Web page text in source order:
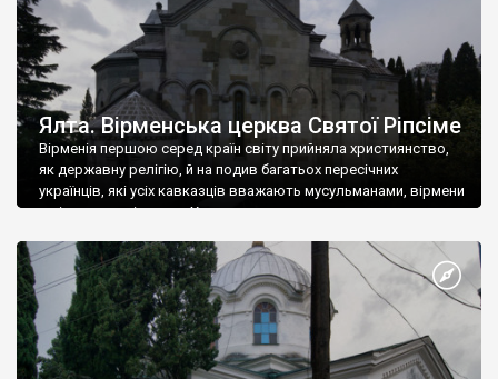
Ялта. Вірменська церква Святої Ріпсіме
Вірменія першою серед країн світу прийняла християнство,
як державну релігію, й на подив багатьох пересічних
українців, які усіх кавказців вважають мусульманами, вірмени
є відданими вірянами Христа